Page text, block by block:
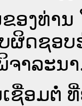
ອງທ່ານ
ຜິດຊອບ
ຈາລະນ
ຊື່ອມຕໍ່ ທີ່